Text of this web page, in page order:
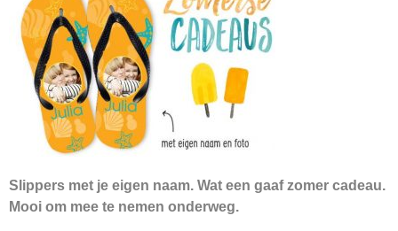
Slippers met je eigen naam. Wat een gaaf zomer cadeau.
Mooi om mee te nemen onderweg.